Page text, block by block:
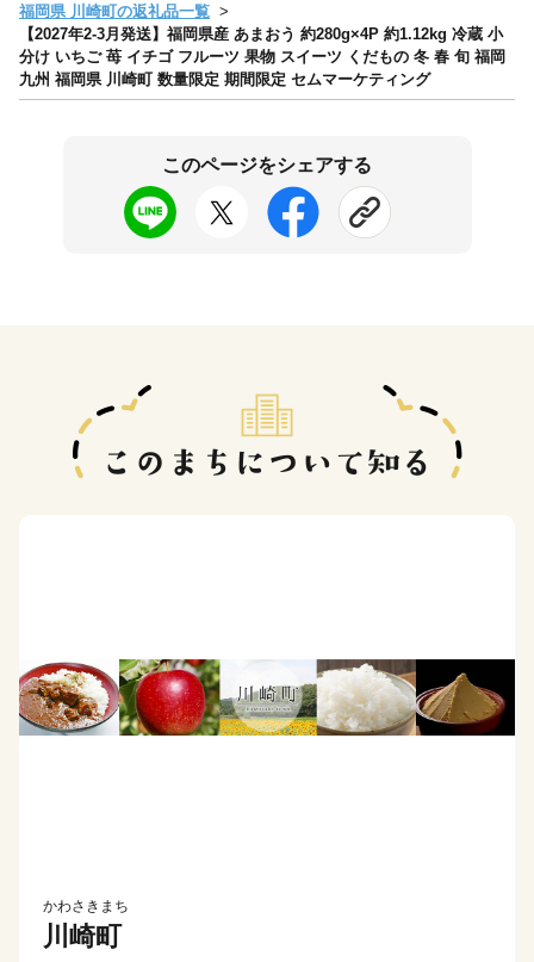
福岡県 川崎町の返礼品一覧
【2027年2-3月発送】福岡県産 あまおう 約280g×4P 約1.12kg 冷蔵 小
分け いちご 苺 イチゴ フルーツ 果物 スイーツ くだもの 冬 春 旬 福岡
九州 福岡県 川崎町 数量限定 期間限定 セムマーケティング
このページをシェアする
かわさきまち
川崎町